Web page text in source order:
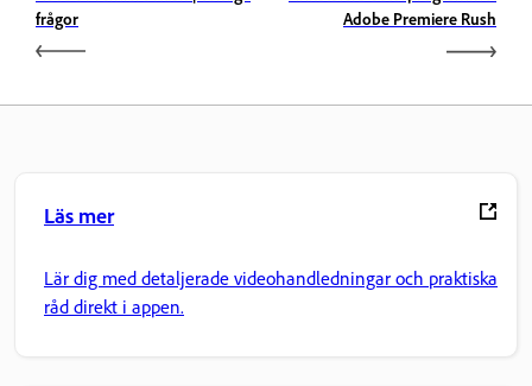
frågor
Adobe Premiere Rush
Läs mer
Lär dig med detaljerade videohandledningar och praktiska
råd direkt i appen.